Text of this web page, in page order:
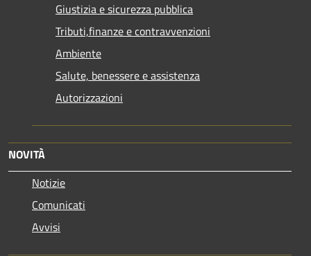
Giustizia e sicurezza pubblica
Tributi,finanze e contravvenzioni
Ambiente
Salute, benessere e assistenza
Autorizzazioni
NOVITÀ
Notizie
Comunicati
Avvisi